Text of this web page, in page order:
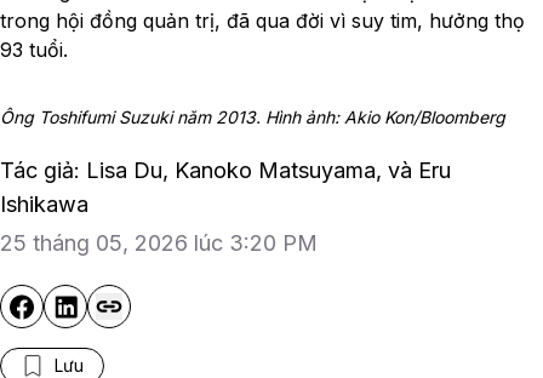
trong hội đồng quản trị, đã qua đời vì suy tim, hưởng thọ
93 tuổi.
Ông Toshifumi Suzuki năm 2013. Hình ảnh: Akio Kon/Bloomberg
Tác giả: Lisa Du, Kanoko Matsuyama, và Eru
Ishikawa
25 tháng 05, 2026 lúc 3:20 PM
Lưu